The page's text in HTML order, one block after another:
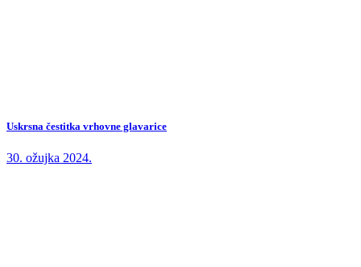
Uskrsna čestitka vrhovne glavarice
30. ožujka 2024.